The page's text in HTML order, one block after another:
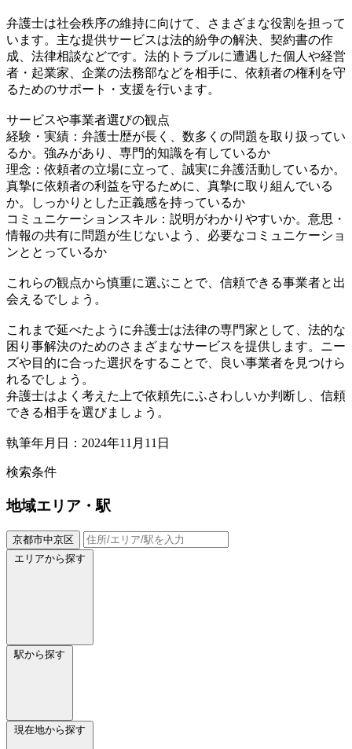
弁護士は社会秩序の維持に向けて、さまざまな役割を担って
います。主な提供サービスは法的紛争の解決、契約書の作
成、法律相談などです。法的トラブルに遭遇した個人や経営
者・起業家、企業の法務部などを相手に、依頼者の権利を守
るためのサポート・支援を行います。
サービスや事業者選びの観点
経験・実績：弁護士歴が長く、数多くの問題を取り扱ってい
るか。強みがあり、専門的知識を有しているか
理念：依頼者の立場に立って、誠実に弁護活動しているか。
真摯に依頼者の利益を守るために、真摯に取り組んでいる
か。しっかりとした正義感を持っているか
コミュニケーションスキル：説明がわかりやすいか。意思・
情報の共有に問題が生じないよう、必要なコミュニケーショ
ンととっているか
これらの観点から慎重に選ぶことで、信頼できる事業者と出
会えるでしょう。
これまで延べたように弁護士は法律の専門家として、法的な
困り事解決のためのさまざまなサービスを提供します。ニー
ズや目的に合った選択をすることで、良い事業者を見つけら
れるでしょう。
弁護士はよく考えた上で依頼先にふさわしいか判断し、信頼
できる相手を選びましょう。
執筆年月日：2024年11月11日
検索条件
地域エリア・駅
京都市中京区
エリアから探す
駅から探す
現在地から探す